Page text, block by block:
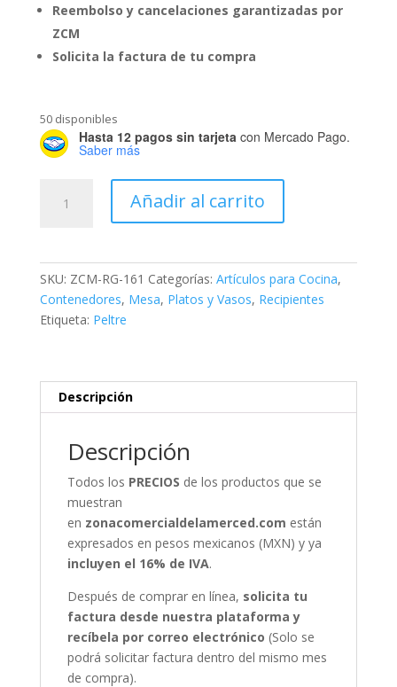
Reembolso y cancelaciones garantizadas por
ZCM
Solicita la factura de tu compra
50 disponibles
Hasta 12 pagos sin tarjeta con Mercado Pago.
Saber más
Peltre
Añadir al carrito
SKU: ZCM-RG-161 Categorías: Artículos para Cocina,
Contenedores, Mesa, Platos y Vasos, Recipientes
Etiqueta: Peltre
Descripción
Descripción
Todos los PRECIOS de los productos que se
muestran
en zonacomercialdelamerced.com están
expresados en pesos mexicanos (MXN) y ya
incluyen el 16% de IVA.
Después de comprar en línea, solicita tu
factura desde nuestra plataforma y
recíbela por correo electrónico (Solo se
podrá solicitar factura dentro del mismo mes
de compra).